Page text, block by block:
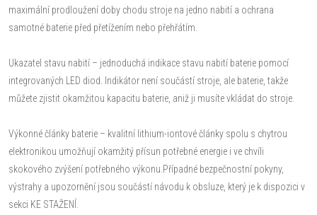
maximální prodloužení doby chodu stroje na jedno nabití a ochrana
samotné baterie před přetížením nebo přehřátím.
Ukazatel stavu nabití – jednoduchá indikace stavu nabití baterie pomocí
integrovaných LED diod. Indikátor není součástí stroje, ale baterie, takže
můžete zjistit okamžitou kapacitu baterie, aniž ji musíte vkládat do stroje.
Výkonné články baterie – kvalitní lithium-iontové články spolu s chytrou
elektronikou umožňují okamžitý přísun potřebné energie i ve chvíli
skokového zvýšení potřebného výkonu.Případné bezpečnostní pokyny,
výstrahy a upozornění jsou součástí návodu k obsluze, který je k dispozici v
sekci KE STAŽENÍ.